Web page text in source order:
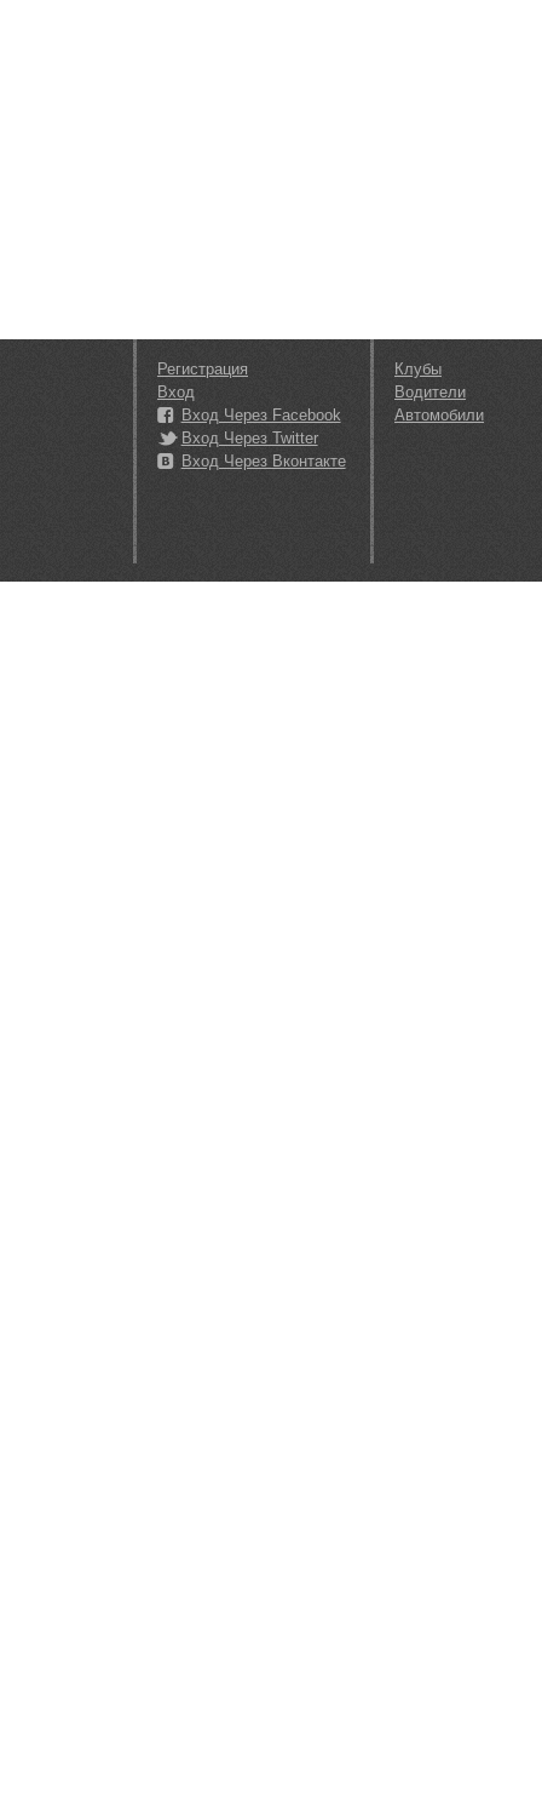
Регистрация
Вход
Вход Через Facebook
Вход Через Twitter
Вход Через Вконтакте
Клубы
Водители
Автомобили